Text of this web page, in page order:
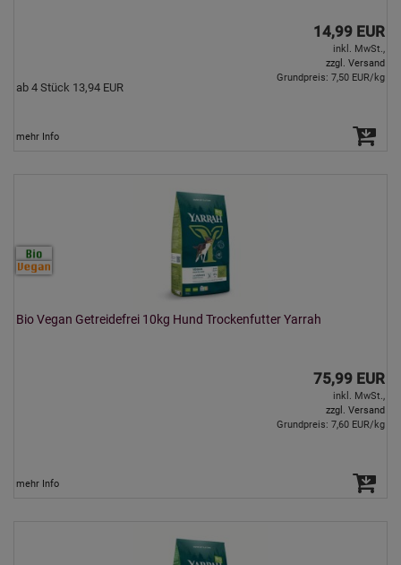
14,99 EUR
inkl. MwSt.,
zzgl. Versand
ab 4 Stück 13,94 EUR
Grundpreis: 7,50 EUR/kg
mehr Info
Bio Vegan Getreidefrei 10kg Hund Trockenfutter Yarrah
75,99 EUR
inkl. MwSt.,
zzgl. Versand
Grundpreis: 7,60 EUR/kg
mehr Info